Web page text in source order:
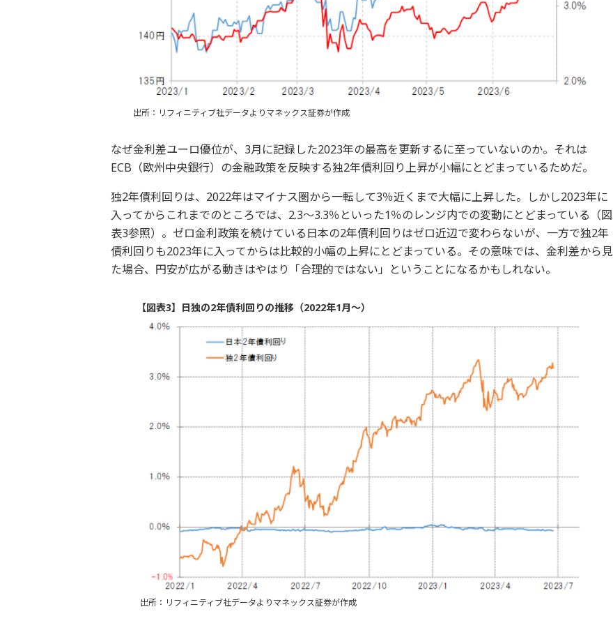
出所：リフィニティブ社データよりマネックス証券が作成
なぜ金利差ユーロ優位が、3月に記録した2023年の最高を更新するに至っていないのか。それは
ECB（欧州中央銀行）の金融政策を反映する独2年債利回り上昇が小幅にとどまっているためだ。
独2年債利回りは、2022年はマイナス圏から一転して3％近くまで大幅に上昇した。しかし2023年に
入ってからこれまでのところでは、2.3～3.3％といった1％のレンジ内での変動にとどまっている（図
表3参照）。ゼロ金利政策を続けている日本の2年債利回りはゼロ近辺で変わらないが、一方で独2年
債利回りも2023年に入ってからは比較的小幅の上昇にとどまっている。その意味では、金利差から見
た場合、円安が広がる動きはやはり「合理的ではない」ということになるかもしれない。
【図表3】日独の2年債利回りの推移（2022年1月～）
出所：リフィニティブ社データよりマネックス証券が作成